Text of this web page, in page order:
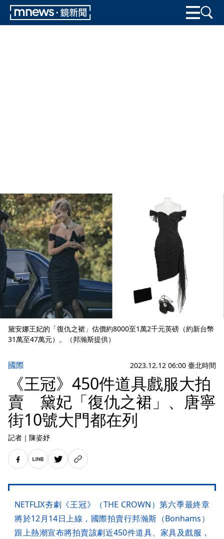
黛安娜王妃的「復仇之裙」估價約8000至1萬2千元英磅（約新台幣
31萬至47萬元）。（邦瀚斯提供）
國際 2023.12.12 06:00 臺北時間
《王冠》450件道具戲服大拍
賣 黛妃「復仇之裙」、唐寧
街10號大門都在列
記者 ｜ 陳姿妤
NETFLIX夯劇《王冠》（THE CROWN）第六季最終章
將於12月14日上線，國際拍賣行邦瀚斯（Bonhams）
跟上熱潮宣布將拍賣該劇近450件道具、家具及戲服，